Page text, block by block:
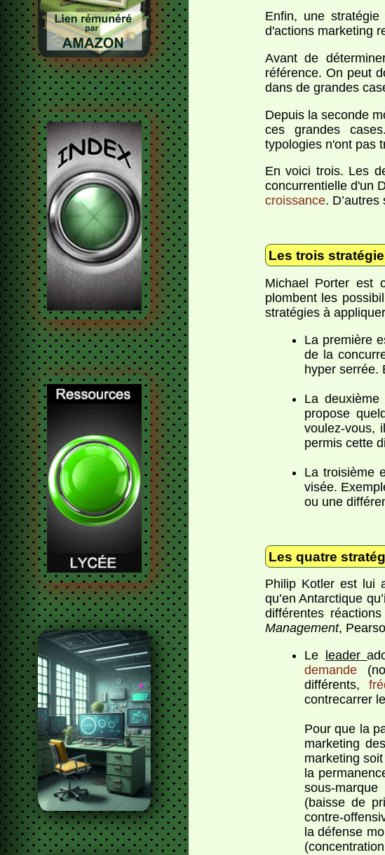
Enfin, une
d'actions marketing
Avant de
référence. On peut
dans de grandes
Depuis la seconde
ces grandes
typologies n'ont pas
En voici trois. Les
concurrentielle d'un
croissance.
Les trois
Michael Porter est
plombent les
stratégies à
La première
de la
hyper serrée.
La
propose
voulez-vous,
permis cette
La troisième
visée.
ou une
Les quatre
Philip Kotler est lui
qu’en Antarctique
différentes
Management,
Le
leader
demande
différents,
contrecarrer
Pour que la
marketing
marketing
la
sous-
(baisse de
contre-
la défense